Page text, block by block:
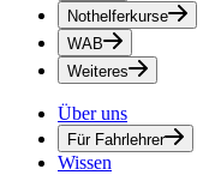
Nothelferkurse
WAB
Weiteres
Über uns
Für Fahrlehrer
Wissen